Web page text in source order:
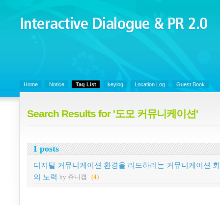
Interactive Dialogue &
PR 2.0
Home Notice Tag List keylog Location Log Guest Book
Search Results for '도모 커뮤니케이션'
1 posts
디지털 커뮤니케이션 환경을 리드하려는 커뮤니케이션
의 노력 by 쥬니캡 (4)